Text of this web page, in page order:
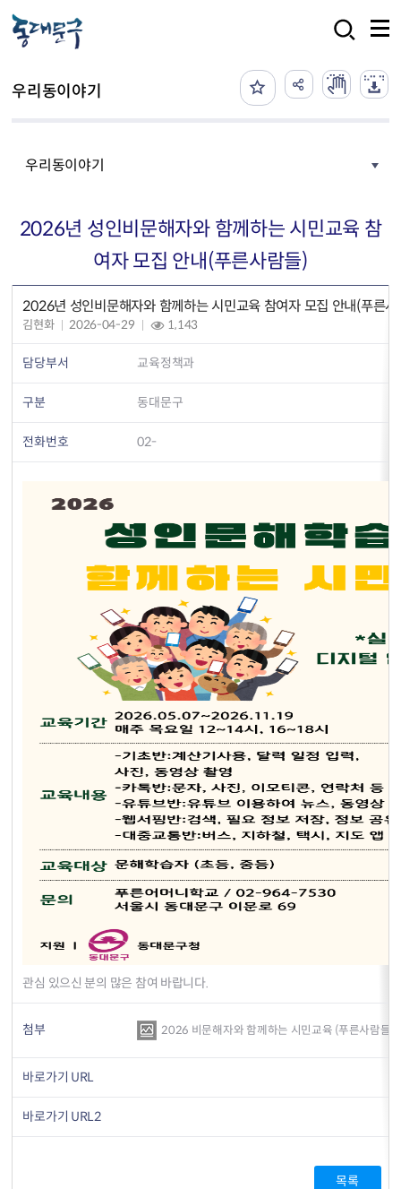
우리동이야기
우리동이야기
2026년 성인비문해자와 함께하는 시민교육 참
여자 모집 안내(푸른사람들)
2026년 성인비문해자와 함께하는 시민교육 참여자 모집 안내(푸른사
김현화 2026-04-29 1,143
담당부서 교육정책과
구분 동대문구
전화번호 02-
관심 있으신 분의 많은 참여 바랍니다.
첨부 2026 비문해자와 함께하는 시민교육 (푸른사람
바로가기 URL
바로가기 URL2
목록